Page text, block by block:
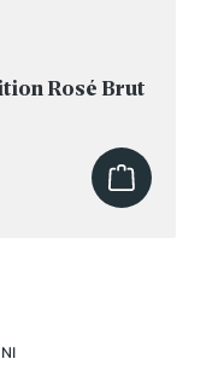
Rosé Brut